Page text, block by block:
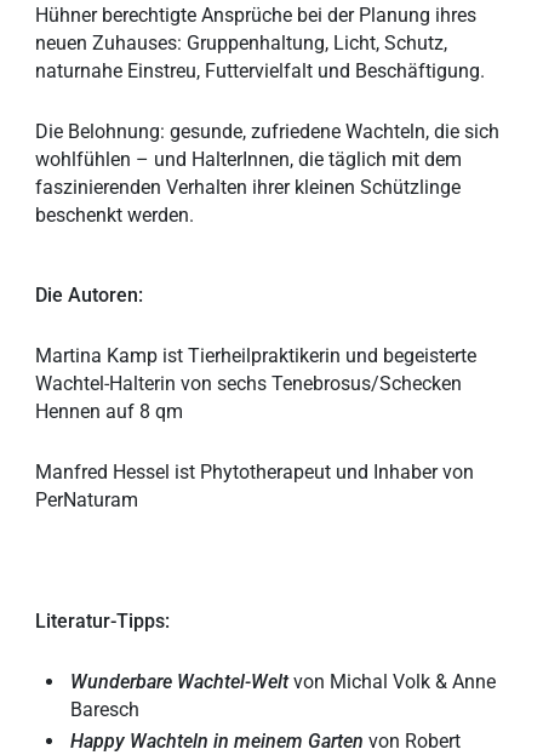
Hühner berechtigte Ansprüche bei der Planung ihres
neuen Zuhauses: Gruppenhaltung, Licht, Schutz,
naturnahe Einstreu, Futtervielfalt und Beschäftigung.
Die Belohnung: gesunde, zufriedene Wachteln, die sich
wohlfühlen – und HalterInnen, die täglich mit dem
faszinierenden Verhalten ihrer kleinen Schützlinge
beschenkt werden.
Die Autoren:
Martina Kamp ist Tierheilpraktikerin und begeisterte
Wachtel-Halterin von sechs Tenebrosus/Schecken
Hennen auf 8 qm
Manfred Hessel ist Phytotherapeut und Inhaber von
PerNaturam
Literatur-Tipps:
Wunderbare Wachtel-Weltvon Michal Volk & Anne
Baresch
Happy Wachteln in meinem Garten von Robert